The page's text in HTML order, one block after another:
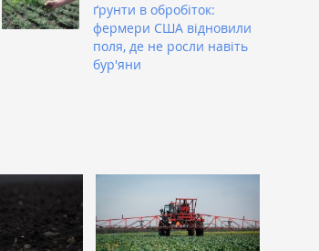
ґрунти в обробіток:
фермери США відновили
поля, де не росли навіть
бур'яни